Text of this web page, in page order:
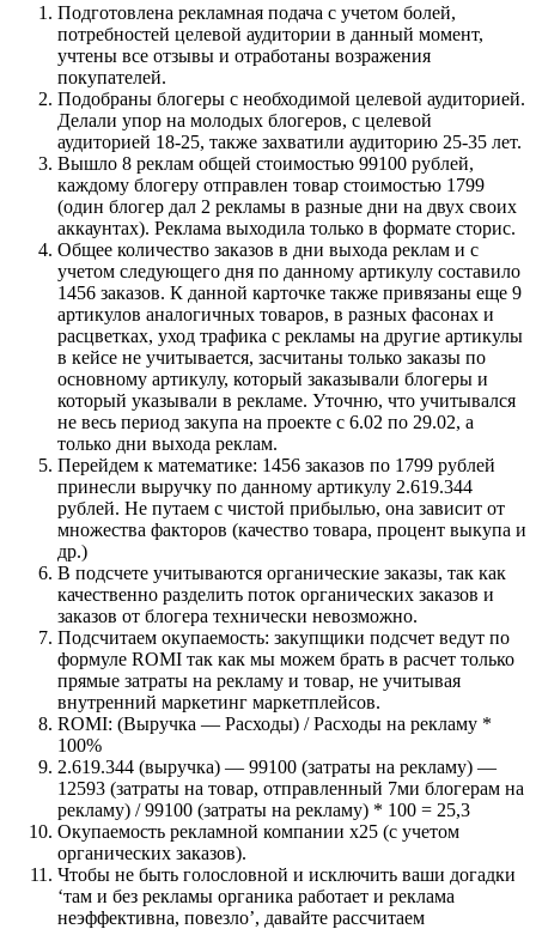
Подготовлена рекламная подача с учетом болей,
потребностей целевой аудитории в данный момент,
учтены все отзывы и отработаны возражения
покупателей.
Подобраны блогеры с необходимой целевой аудиторией.
Делали упор на молодых блогеров, c целевой
аудиторией 18-25, также захватили аудиторию 25-35 лет.
Вышло 8 реклам общей стоимостью 99100 рублей,
каждому блогеру отправлен товар стоимостью 1799
(один блогер дал 2 рекламы в разные дни на двух своих
аккаунтах). Реклама выходила только в формате сторис.
Общее количество заказов в дни выхода реклам и с
учетом следующего дня по данному артикулу составило
1456 заказов. К данной карточке также привязаны еще 9
артикулов аналогичных товаров, в разных фасонах и
расцветках, уход трафика c рекламы на другие артикулы
в кейсе не учитывается, засчитаны только заказы по
основному артикулу, который заказывали блогеры и
который указывали в рекламе. Уточню, что учитывался
не весь период закупа на проекте с 6.02 по 29.02, а
только дни выхода реклам.
Перейдем к математике: 1456 заказов по 1799 рублей
принесли выручку по данному артикулу 2.619.344
рублей. Не путаем с чистой прибылью, она зависит от
множества факторов (качество товара, процент выкупа и
др.)
В подсчете учитываются органические заказы, так как
качественно разделить поток органических заказов и
заказов от блогера технически невозможно.
Подсчитаем окупаемость: закупщики подсчет ведут по
формуле ROMI так как мы можем брать в расчет только
прямые затраты на рекламу и товар, не учитывая
внутренний маркетинг маркетплейсов.
ROMI: (Выручка — Расходы) / Расходы на рекламу *
100%
2.619.344 (выручка) — 99100 (затраты на рекламу) —
12593 (затраты на товар, отправленный 7ми блогерам на
рекламу) / 99100 (затраты на рекламу) * 100 = 25,3
Окупаемость рекламной компании х25 (с учетом
органических заказов).
Чтобы не быть голословной и исключить ваши догадки
‘там и без рекламы органика работает и реклама
неэффективна, повезло’, давайте рассчитаем